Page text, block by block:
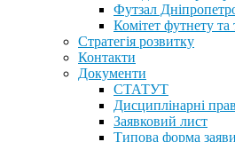
Футзал
Комітет футнету та
Стратегія розвитку
Контакти
Документи
СТАТУТ
Дисциплінарні
Заявковий лист
Типова форма